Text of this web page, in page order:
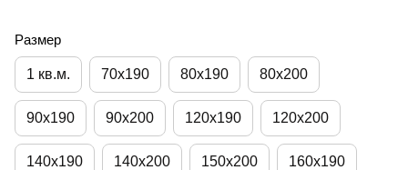
Размер
1 кв.м. 70х190 80х190 80х200
90х190 90х200 120х190 120х200
140х190 140х200 150х200 160х190